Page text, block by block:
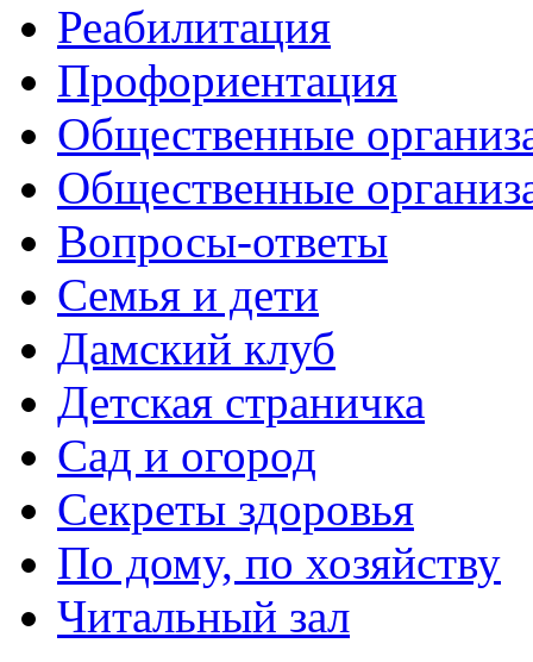
Реабилитация
Профориентация
Общественные
Общественные
Вопросы-ответы
Семья и дети
Дамский клуб
Детская страничка
Сад и огород
Секреты здоровья
По дому, по хозяйству
Читальный зал